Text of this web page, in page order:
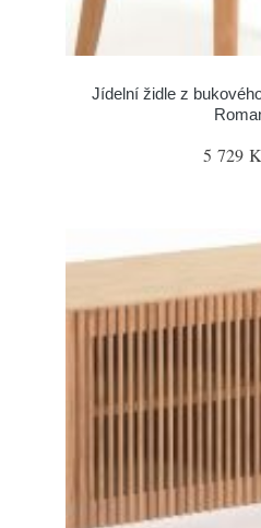
Jídelní židle z
5 729